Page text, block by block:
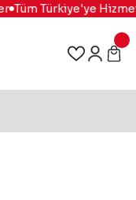
Tüm Türkiye'ye Hizmet